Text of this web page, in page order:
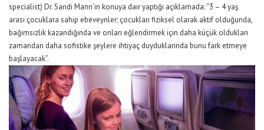
specialist) Dr. Sandi Mann’in konuya dair yaptığı açıklamada: “3 – 4 yaş
arası çocuklara sahip ebeveynler; çocukları fiziksel olarak aktif olduğunda,
bağımsızlık kazandığında ve onları eğlendirmek için daha küçük oldukları
zamandan daha sofistike şeylere ihtiyaç duyduklarında bunu fark etmeye
başlayacak”.